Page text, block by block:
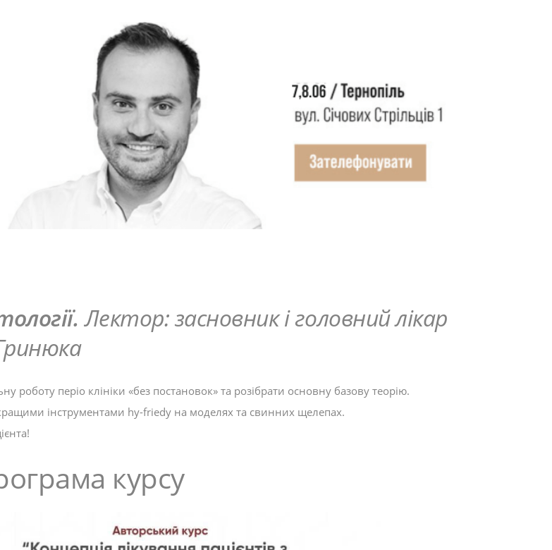
Лектор: засновник і головний лікар
періо клініки «без постановок» та розібрати основну базову теорію.
інструментами hy-friedy на моделях та свинних щелепах.
курсу